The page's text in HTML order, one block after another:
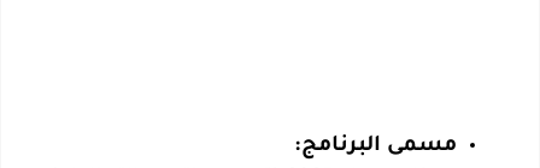
مسمى البرنامج: